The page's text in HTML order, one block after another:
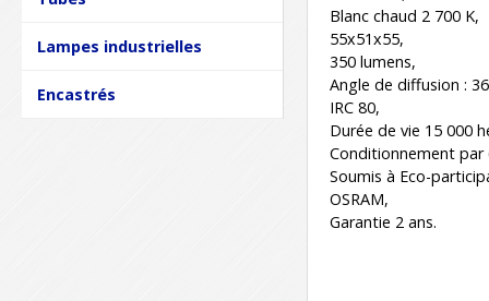
Lampes industrielles
Encastrés
Blanc chaud 2 700 K,
55x51x55,
350 lumens,
Angle de diffusion :
IRC 80,
Durée de vie 15 000
Conditionnement par
Soumis à Eco-
OSRAM,
Garantie 2 ans.